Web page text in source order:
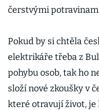
čerstvými
Pokud by si chtěla
elektrikáře třeba z
pohybu osob, tak ho
složí nové zkoušky v
které otravují život,